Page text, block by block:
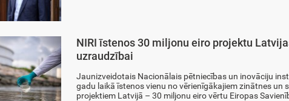
NIRI īstenos 30 miljonu eiro projektu
uzraudzībai
Jaunizveidotais Nacionālais pētniecības un inovāciju
gadu laikā īstenos vienu no vērienīgākajiem zinātnes un
projektiem Latvijā – 30 miljonu eiro vērtu Eiropas